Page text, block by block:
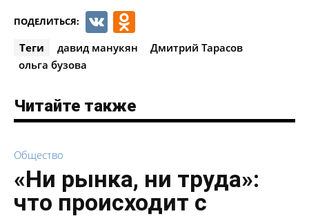
ПОДЕЛИТЬСЯ: VK
Теги давид манукян
Дмитрий Тарасов
ольга бузова
Читайте также
Общество
«Ни рынка, ни труда»:
что происходит с